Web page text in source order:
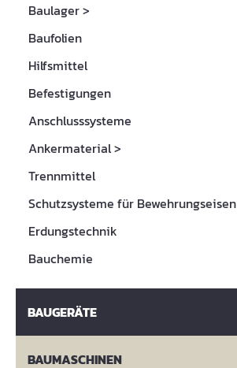
Baulager>
Baufolien
Hilfsmittel
Befestigungen
Anschlusssysteme
Ankermaterial>
Trennmittel
Schutzsysteme für Bewehrungseisen
Erdungstechnik
Bauchemie
BAUGERÄTE
BAUMASCHINEN